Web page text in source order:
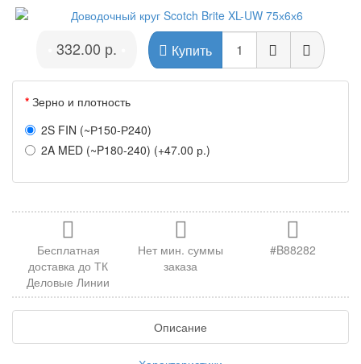
332.00 р. Купить
Зерно и плотность
2S FIN (~Р150-Р240)
2A MED (~P180-240) (+47.00 р.)
Бесплатная
доставка до ТК
Деловые Линии
Нет мин. суммы
заказа
#B88282
Описание